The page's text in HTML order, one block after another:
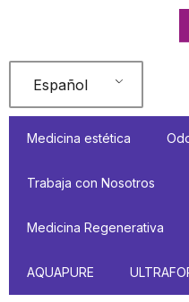
contenido
Español
Medicina estética
Trabaja con Nosotros
Medicina Regenerativa
AQUAPURE